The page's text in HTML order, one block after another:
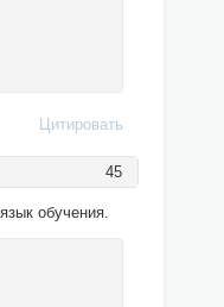
Цитировать
45
обучения.